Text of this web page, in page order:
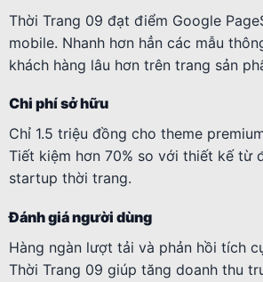
Thời Trang 09 đạt điểm Google
mobile. Nhanh hơn hẳn các mẫu
khách hàng lâu hơn trên trang sản
Chi phí sở hữu
Chỉ 1.5 triệu đồng cho theme
Tiết kiệm hơn 70% so với thiết kế từ
startup thời trang.
Đánh giá người dùng
Hàng ngàn lượt tải và phản hồi tích
Thời Trang 09 giúp tăng doanh thu